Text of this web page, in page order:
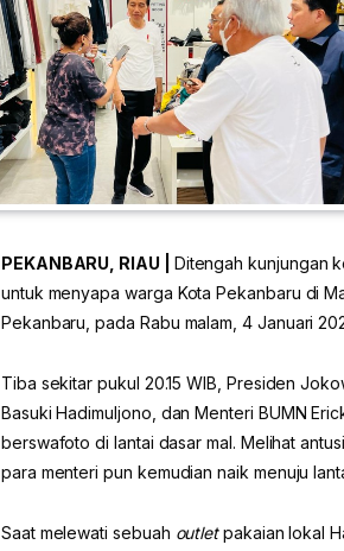
PEKANBARU, RIAU | Ditengah kunjungan
untuk menyapa warga Kota Pekanbaru di
Pekanbaru, pada Rabu malam, 4 Januari
Tiba sekitar pukul 20.15 WIB, Presiden
Basuki Hadimuljono, dan Menteri BUMN
berswafoto di lantai dasar mal. Melihat
para menteri pun kemudian naik menuju
Saat melewati sebuah outletpakaian lokal